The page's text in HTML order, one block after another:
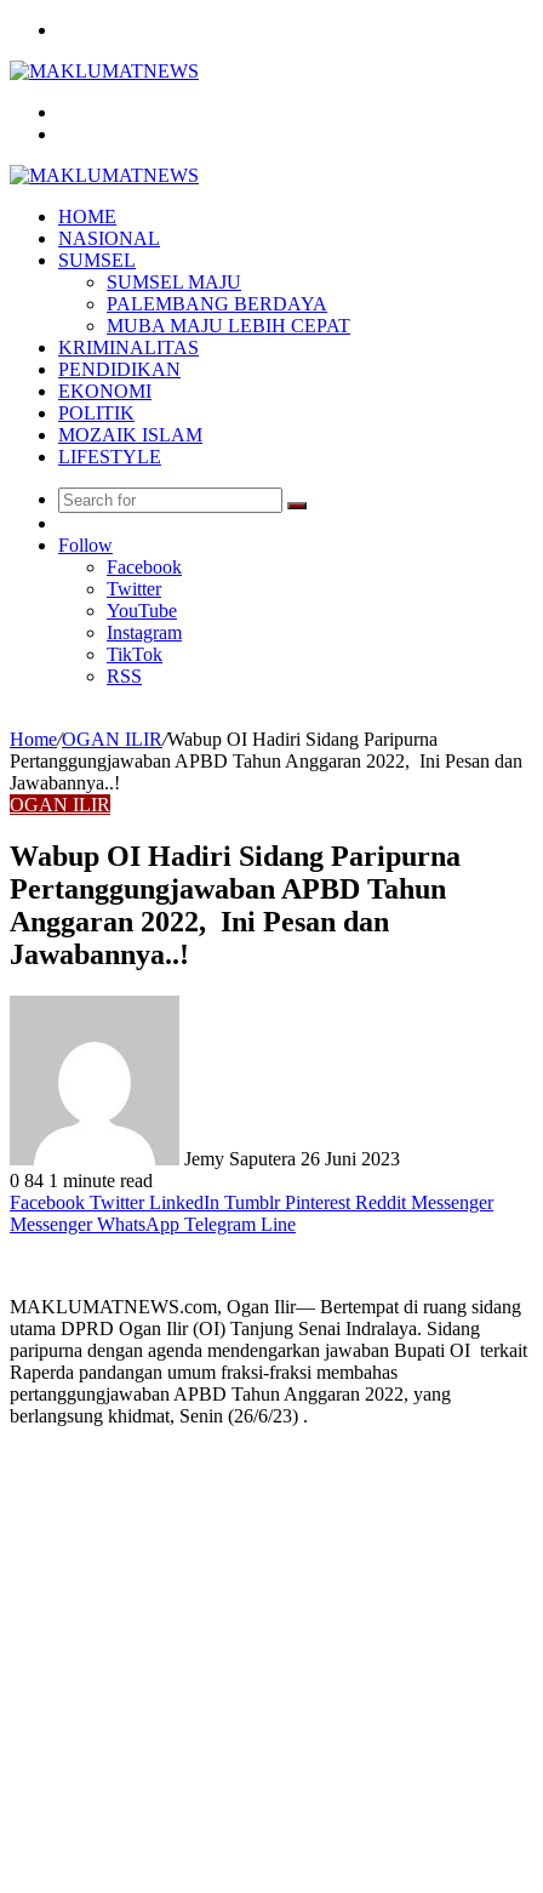
HOME
NASIONAL
SUMSEL
SUMSEL MAJU
PALEMBANG BERDAYA
MUBA MAJU LEBIH CEPAT
KRIMINALITAS
PENDIDIKAN
EKONOMI
POLITIK
MOZAIK ISLAM
LIFESTYLE
Search
Article
Follow
Facebook
Twitter
YouTube
Instagram
TikTok
RSS
Home/OGAN ILIR/Wabup OI Hadiri Sidang Paripurna
Pertanggungjawaban APBD Tahun Anggaran 2022, Ini Pesan dan
Jawabannya..!
OGAN ILIR
Wabup OI Hadiri Sidang Paripurna
Pertanggungjawaban APBD Tahun
Anggaran 2022, Ini Pesan dan
Jawabannya..!
Jemy Saputera 26 Juni 2023
0 84 1 minute read
Facebook Twitter LinkedIn Tumblr Pinterest Reddit Messenger
Messenger WhatsApp Telegram Line
MAKLUMATNEWS.com, Ogan Ilir— Bertempat di ruang sidang
utama DPRD Ogan Ilir (OI) Tanjung Senai Indralaya. Sidang
paripurna dengan agenda mendengarkan jawaban Bupati OI terkait
Raperda pandangan umum fraksi-fraksi membahas
pertanggungjawaban APBD Tahun Anggaran 2022, yang
berlangsung khidmat, Senin (26/6/23) .